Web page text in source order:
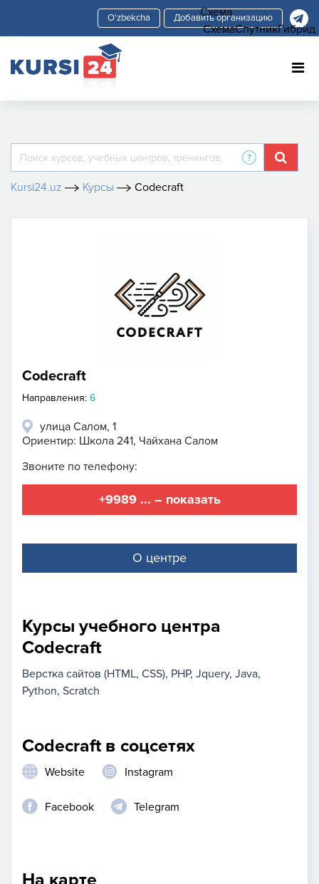
Добавить организацию
Kursi24.uz Курсы Codecraft
Codecraft
Направления: 6
улица Салом, 1
Ориентир: Школа 241, Чайхана Салом
Звоните по телефону:
+9989 ... – показать
О центре
Курсы учебного центра
Codecraft
Верстка сайтов (HTML, CSS) PHP Jquery Java
Python Scratch
Codecraft в соцсетях
Website Instagram
Facebook Telegram
На карте
Схема
СхемаСпутникГибрид